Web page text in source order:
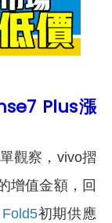
Plus漲
觀察，vivo摺
增值金額，回
初期供應